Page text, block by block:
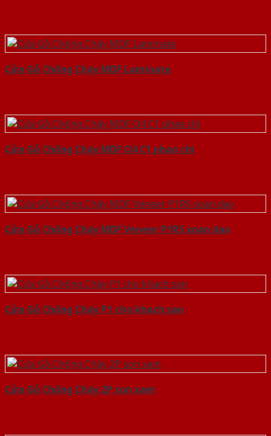
Cửa Gỗ Chống Cháy MDF Laminate
Cửa Gỗ Chống Cháy MDF O4 C1 phao chi
Cửa Gỗ Chống Cháy MDF Veneer P1R5 xoan dao
Cửa Gỗ Chống Cháy P1 cho khach san
Cửa Gỗ Chống Cháy 2P son xam